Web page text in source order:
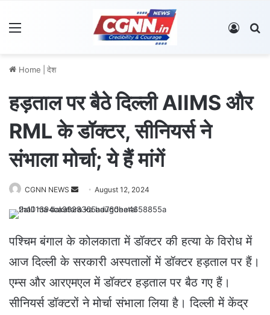
Log In
Home देश
हड़ताल पर बैठे दिल्ली AIIMS और
RML के डॉक्टर, सीनियर्स ने
संभाला मोर्चा; ये हैं मांगें
CGNN NEWS
e
n
e
m
August 12, 2024
पश्चिम बंगाल के कोलकाता में डॉक्टर की हत्या के विरोध में
आज दिल्ली के सरकारी अस्पतालों में डॉक्टर हड़ताल पर हैं।
एम्स और आरएमएल में डॉक्टर हड़ताल पर बैठ गए हैं।
सीनियर्स डॉक्टरों ने मोर्चा संभाला लिया है। दिल्ली में केंद्र